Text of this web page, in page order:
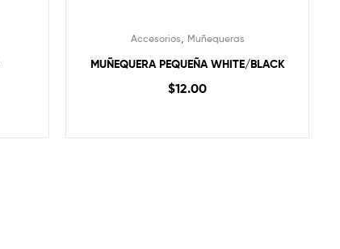
Accesorios Muñequeras
MUÑEQUERA PEQUEÑA WHITE/BLACK
$12.00